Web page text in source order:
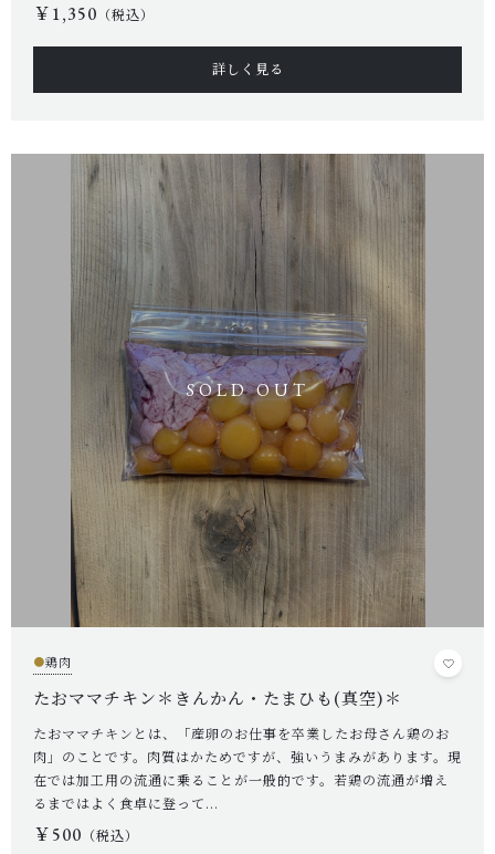
￥1,350 （税込）
詳しく見る
●鶏肉
たおママチキン＊きんかん・たまひも(真空)＊
たおママチキンとは、「産卵のお仕事を卒業したお母さん鶏のお
肉」のことです。肉質はかためですが、強いうまみがあります。現
在では加工用の流通に乗ることが一般的です。若鶏の流通が増え
るまではよく食卓に登って...
￥500 （税込）